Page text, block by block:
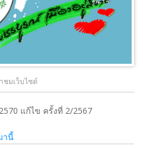
อื่นๆ
ชมเว็บไซต์
แก้ไข ครั้งที่ 2/2567
านี้